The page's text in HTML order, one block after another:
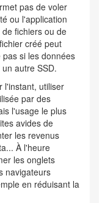
pas de voler
ou l'application
fichiers ou de
créé peut
pas si les données
autre SSD.
l'instant, utiliser
par des
l'usage le plus
avides de
les revenus
À l'heure
les onglets
navigateurs
en réduisant la